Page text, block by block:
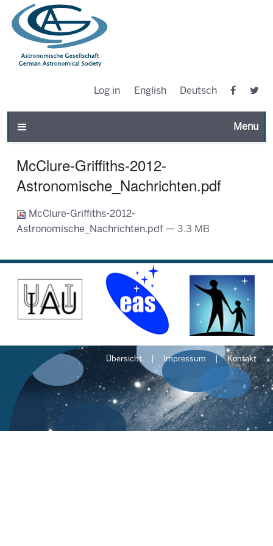
Log in English Deutsch
Toggle
McClure-Griffiths-2012-
Astronomische_Nachrichten.pdf
McClure-Griffiths-2012-
Astronomische_Nachrichten.pdf — 3.3 MB
Übersicht Impressum Kontakt